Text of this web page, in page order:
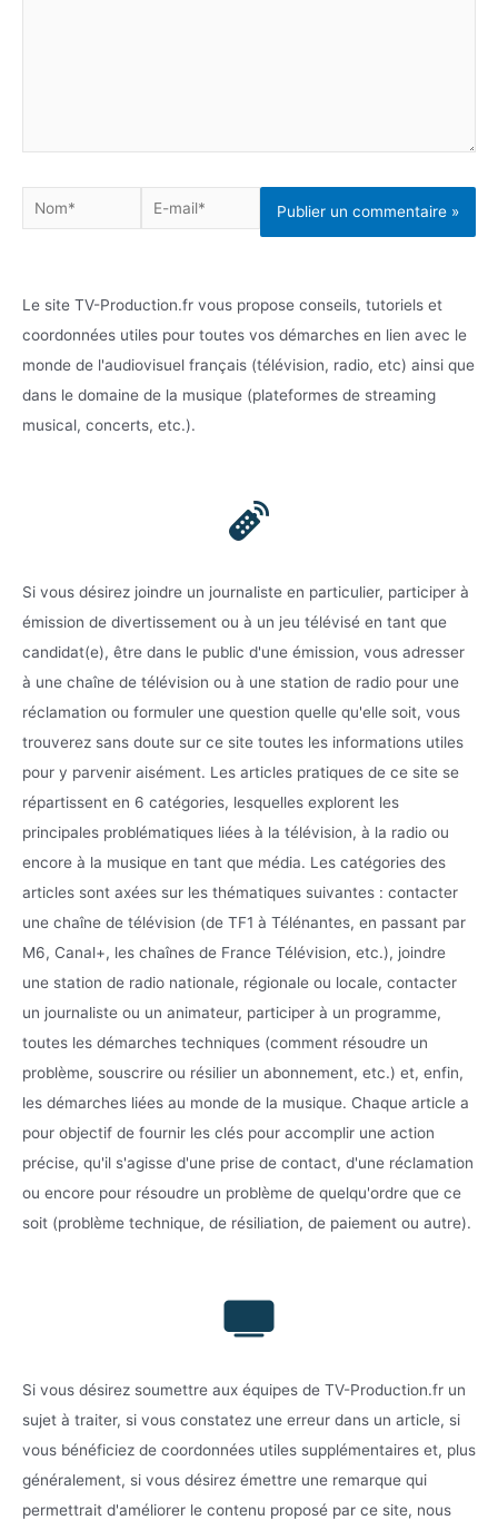
Nom*
E-
mail*
Le site TV-Production.fr vous propose conseils, tutoriels et
coordonnées utiles pour toutes vos démarches en lien avec le
monde de l'audiovisuel français (télévision, radio, etc) ainsi que
dans le domaine de la musique (plateformes de streaming
musical, concerts, etc.).
Si vous désirez joindre un journaliste en particulier, participer à
émission de divertissement ou à un jeu télévisé en tant que
candidat(e), être dans le public d'une émission, vous adresser
à une chaîne de télévision ou à une station de radio pour une
réclamation ou formuler une question quelle qu'elle soit, vous
trouverez sans doute sur ce site toutes les informations utiles
pour y parvenir aisément. Les articles pratiques de ce site se
répartissent en 6 catégories, lesquelles explorent les
principales problématiques liées à la télévision, à la radio ou
encore à la musique en tant que média. Les catégories des
articles sont axées sur les thématiques suivantes : contacter
une chaîne de télévision (de TF1 à Télénantes, en passant par
M6, Canal+, les chaînes de France Télévision, etc.), joindre
une station de radio nationale, régionale ou locale, contacter
un journaliste ou un animateur, participer à un programme,
toutes les démarches techniques (comment résoudre un
problème, souscrire ou résilier un abonnement, etc.) et, enfin,
les démarches liées au monde de la musique. Chaque article a
pour objectif de fournir les clés pour accomplir une action
précise, qu'il s'agisse d'une prise de contact, d'une réclamation
ou encore pour résoudre un problème de quelqu'ordre que ce
soit (problème technique, de résiliation, de paiement ou autre).
Si vous désirez soumettre aux équipes de TV-Production.fr un
sujet à traiter, si vous constatez une erreur dans un article, si
vous bénéficiez de coordonnées utiles supplémentaires et, plus
généralement, si vous désirez émettre une remarque qui
permettrait d'améliorer le contenu proposé par ce site, nous